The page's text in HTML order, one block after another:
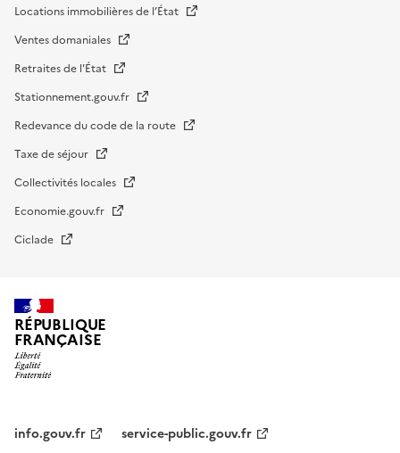
Locations immobilières de l’État
Ventes domaniales
Retraites de l'État
Stationnement.gouv.fr
Redevance du code de la route
Taxe de séjour
Collectivités locales
Economie.gouv.fr
Ciclade
RÉPUBLIQUE
FRANÇAISE
institutionnel
info.gouv.fr service-public.gouv.fr